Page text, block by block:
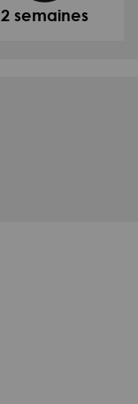
2 semaines